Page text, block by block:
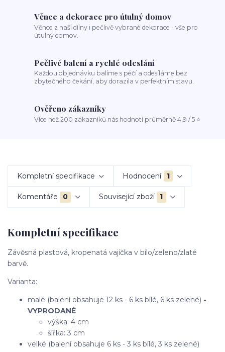
Věnce a dekorace pro útulný domov
Věnce z naší dílny i pečlivě vybrané dekorace - vše pro
útulný domov.
Pečlivé balení a rychlé odeslání
Každou objednávku balíme s péčí a odesíláme bez
zbytečného čekání, aby dorazila v perfektním stavu.
Ověřeno zákazníky
Více než 200 zákazníků nás hodnotí průměrně 4,9 / 5 ⭐
Kompletní specifikace Hodnocení 1
Komentáře 0 Související zboží 1
Kompletní specifikace
Závěsná plastová, kropenatá vajíčka v bílo/zeleno/zlaté
barvě.
Varianta:
malé (balení obsahuje 12 ks - 6 ks bílé, 6 ks zelené) -
VYPRODANÉ
výška: 4 cm
šířka: 3 cm
velké (balení obsahuje 6 ks - 3 ks bílé, 3 ks zelené)